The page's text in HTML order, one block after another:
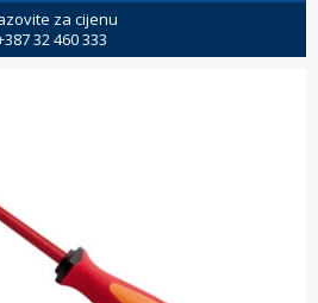
za cijenu
32 460 333